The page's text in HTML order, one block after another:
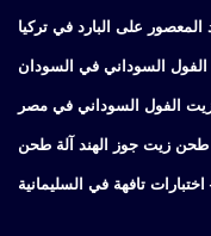
على البارد في تركيا
السوداني في السودان
الفول السوداني في مصر
اختبارات تافهة في السليمانية